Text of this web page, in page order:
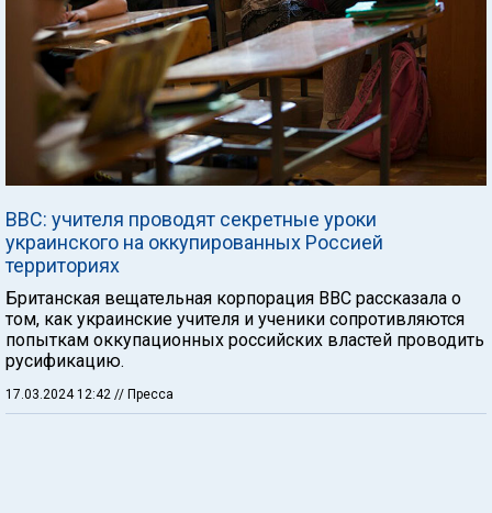
BBC: учителя проводят секретные уроки
украинского на оккупированных Россией
территориях
Британская вещательная корпорация BBC рассказала о
том, как украинские учителя и ученики сопротивляются
попыткам оккупационных российских властей проводить
русификацию.
17.03.2024 12:42 // Пресса